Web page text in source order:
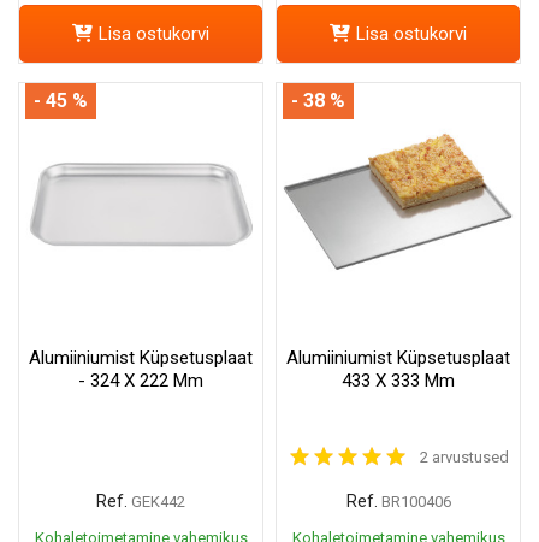
Lisa ostukorvi Lisa ostukorvi
Alumiiniumist Küpsetusplaat
- 324 X 222 Mm
Ref. GEK442
Kohaletoimetamine vahemikus
- 45 %
Alumiiniumist Küpsetusplaat
433 X 333 Mm
2 arvustused
Ref. BR100406
Kohaletoimetamine vahemikus
- 38 %